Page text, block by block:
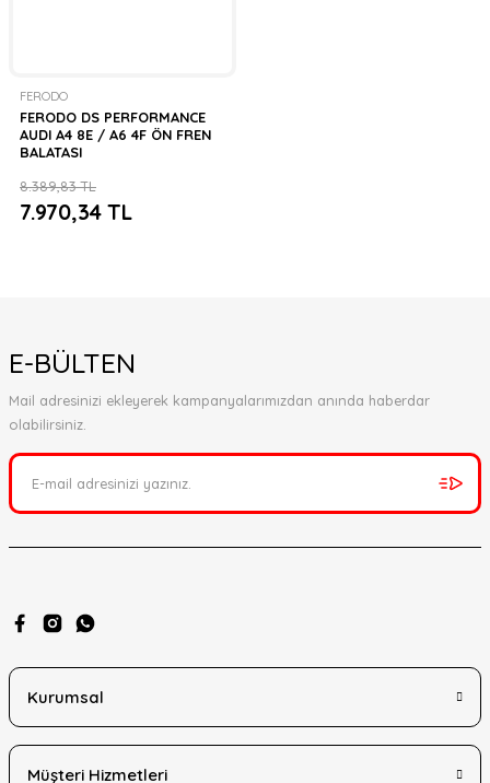
FERODO
FERODO DS PERFORMANCE
AUDI A4 8E / A6 4F ÖN FREN
BALATASI
7.970,34 TL
8.389,83 TL
E-BÜLTEN
Mail adresinizi ekleyerek kampanyalarımızdan anında haberdar
olabilirsiniz.
Kurumsal
Müşteri Hizmetleri